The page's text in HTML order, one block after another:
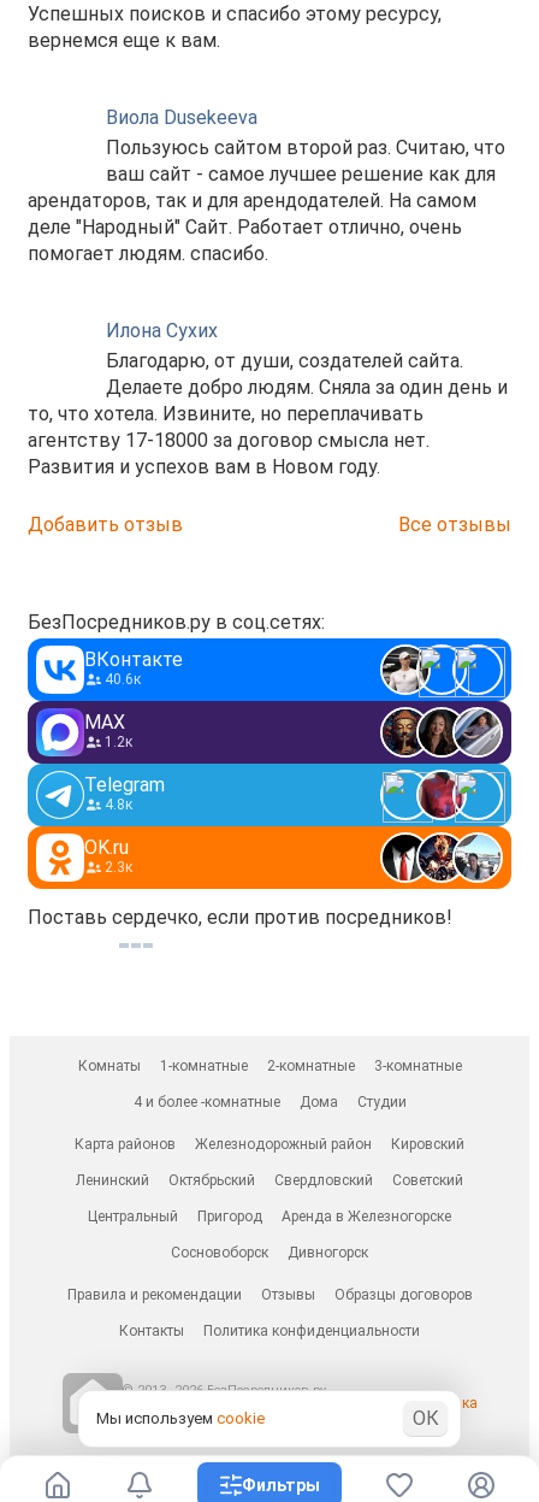
Успешных поисков и спасибо этому ресурсу,
вернемся еще к вам.
Виола Dusekeeva
Пользуюсь сайтом второй раз. Считаю, что
ваш сайт - самое лучшее решение как для
арендаторов, так и для арендодателей. На самом
деле "Народный" Сайт. Работает отлично, очень
помогает людям. спасибо.
Илона Сухих
Благодарю, от души, создателей сайта.
Делаете добро людям. Сняла за один день и
то, что хотела. Извините, но переплачивать
агентству 17-18000 за договор смысла нет.
Развития и успехов вам в Новом году.
Добавить отзыв Все отзывы
БезПосредников.ру в соц.сетях:
ВКонтакте
40.6к
MAX
1.2к
Telegram
4.8к
OK.ru
2.3к
Поставь сердечко, если против посредников!
Комнаты 1-комнатные 2-комнатные 3-комнатные
4 и более -комнатные Дома Студии
Карта районов Железнодорожный район Кировский
Ленинский Октябрьский Свердловский Советский
Центральный Пригород Аренда в Железногорске
Сосновоборск Дивногорск
Правила и рекомендации Отзывы Образцы договоров
Контакты Политика конфиденциальности
© 2013–2026 БезПосредников.ру
БесПосредника.ру / besposrednika.ru
Фильтры
Мы используем cookie ОК